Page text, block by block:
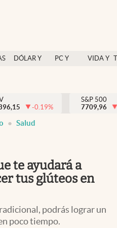
DÓLAR Y
PC Y
VIDA Y
México
-0.19%
S&P 500
7709,96
Salud
te ayudará a
tus glúteos en
podrás lograr un
poco tiempo.